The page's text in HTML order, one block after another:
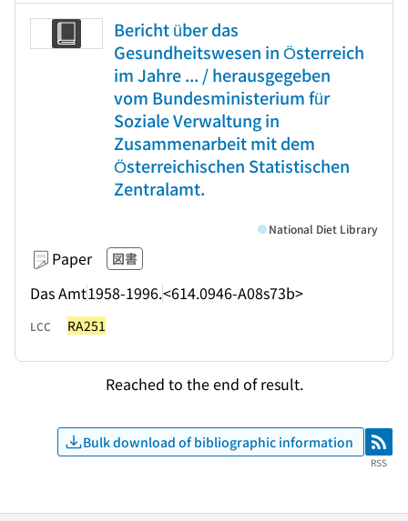
Bericht über das
Gesundheitswesen in Österreich
im Jahre ... / herausgegeben
vom Bundesministerium für
Soziale Verwaltung in
Zusammenarbeit mit dem
Österreichischen Statistischen
Zentralamt.
Paper 図書
Das Amt1958-1996.<614.0946-A08s73b>
National Diet Library
LCC RA251
Reached to the end of result.
Bulk download of bibliographic information RSS
RSS